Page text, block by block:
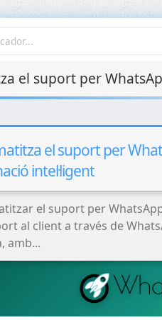
el suport per
intel·ligent
el suport per
al client a través de
amb...Plans de còpia de
seguretat i
recuperació davant
desastres